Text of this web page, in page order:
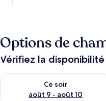
Options de
Vérifiez la
Ce soir
août 9 - août 10
Vérifier la disponibilité pour